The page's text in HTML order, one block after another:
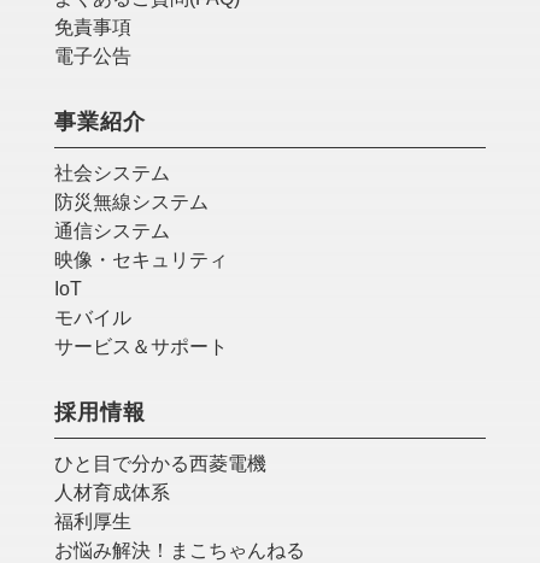
免責事項
電子公告
事業紹介
社会システム
防災無線システム
通信システム
映像・セキュリティ
IoT
モバイル
サービス＆サポート
採用情報
ひと目で分かる西菱電機
人材育成体系
福利厚生
お悩み解決！まこちゃんねる